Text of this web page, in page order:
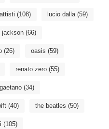
(108) lucio dalla(59)
jackson(66)
(26) oasis (59)
renato zero(55)
(34)
(40) the beatles (50)
(105)